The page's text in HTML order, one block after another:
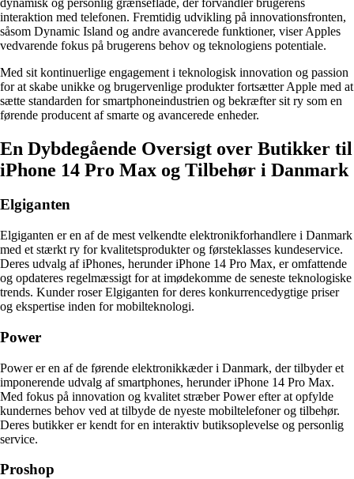
interaktion med telefonen. Fremtidig udvikling på innovationsfronten,
såsom Dynamic Island og andre avancerede funktioner, viser Apples
vedvarende fokus på brugerens behov og teknologiens potentiale.
Med sit kontinuerlige engagement i teknologisk innovation og passion
for at skabe unikke og brugervenlige produkter fortsætter Apple med at
sætte standarden for smartphoneindustrien og bekræfter sit ry som en
førende producent af smarte og avancerede enheder.
En Dybdegående Oversigt over Butikker til
iPhone 14 Pro Max og Tilbehør i Danmark
Elgiganten
Elgiganten er en af de mest velkendte elektronikforhandlere i Danmark
med et stærkt ry for kvalitetsprodukter og førsteklasses kundeservice.
Deres udvalg af iPhones, herunder iPhone 14 Pro Max, er omfattende
og opdateres regelmæssigt for at imødekomme de seneste teknologiske
trends. Kunder roser Elgiganten for deres konkurrencedygtige priser
og ekspertise inden for mobilteknologi.
Power
Power er en af de førende elektronikkæder i Danmark, der tilbyder et
imponerende udvalg af smartphones, herunder iPhone 14 Pro Max.
Med fokus på innovation og kvalitet stræber Power efter at opfylde
kundernes behov ved at tilbyde de nyeste mobiltelefoner og tilbehør.
Deres butikker er kendt for en interaktiv butiksoplevelse og personlig
service.
Proshop